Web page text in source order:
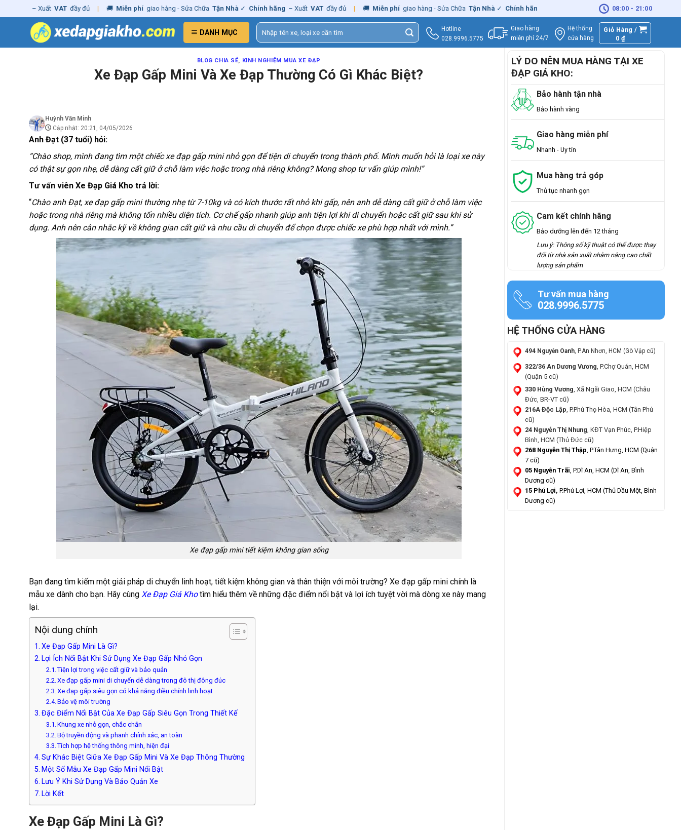
to
VAT đầy đủ | 🚚 Miễn phí giao hàng - Sửa Chữa Tận Nhà ✓ Chính hãng – Xuất VAT đầy đủ | 🚚 Miễn phí giao hàng - Sửa Chữa Tận Nhà ✓ Chính hãng – Xuất VAT Miễn phí giao hàng - Sửa
08:00 - 21:00
DANH MỤC
Tìm
kiếm:
Hotline
028.9996.5775
Giao hàng
miễn phí 24/7
Hệ thống
cửa hàng
Giỏ Hàng /
0 ₫
BLOG CHIA SẺ, KINH NGHIỆM MUA XE ĐẠP
Xe Đạp Gấp Mini Và Xe Đạp Thường Có Gì Khác Biệt?
Huỳnh Văn Minh
Cập nhật: 20:21, 04/05/2026
Anh Đạt (37 tuổi) hỏi:
“Chào shop, mình đang tìm một chiếc xe đạp gấp mini nhỏ gọn để tiện di chuyển trong thành phố. Mình muốn hỏi là loại xe này
có thật sự gọn nhẹ, dễ dàng cất giữ ở chỗ làm việc hoặc trong nhà riêng không? Mong shop tư vấn giúp mình!”
Tư vấn viên Xe Đạp Giá Kho trả lời:
“Chào anh Đạt, xe đạp gấp mini thường nhẹ từ 7-10kg và có kích thước rất nhỏ khi gấp, nên anh dễ dàng cất giữ ở chỗ làm việc
hoặc trong nhà riêng mà không tốn nhiều diện tích. Cơ chế gấp nhanh giúp anh tiện lợi khi di chuyển hoặc cất giữ sau khi sử
dụng. Anh nên cân nhắc kỹ về không gian cất giữ và nhu cầu di chuyển để chọn được chiếc xe phù hợp nhất với mình.”
Xe đạp gấp mini tiết kiệm không gian sống
Bạn đang tìm kiếm một giải pháp di chuyển linh hoạt, tiết kiệm không gian và thân thiện với môi trường? Xe đạp gấp mini chính là
mẫu xe dành cho bạn. Hãy cùng Xe Đạp Giá Khotìm hiểu thêm về những đặc điểm nổi bật và lợi ích tuyệt vời mà dòng xe này mang
lại.
Nội dung chính
Xe Đạp Gấp Mini Là Gì?
Lợi Ích Nổi Bật Khi Sử Dụng Xe Đạp Gấp Nhỏ Gọn
Tiện lợi trong việc cất giữ và bảo quản
Xe đạp gấp mini di chuyển dễ dàng trong đô thị đông đúc
Xe đạp gấp siêu gọn có khả năng điều chỉnh linh hoạt
Bảo vệ môi trường
Đặc Điểm Nổi Bật Của Xe Đạp Gấp Siêu Gọn Trong Thiết Kế
Khung xe nhỏ gọn, chắc chắn
Bộ truyền động và phanh chính xác, an toàn
Tích hợp hệ thống thông minh, hiện đại
Sự Khác Biệt Giữa Xe Đạp Gấp Mini Và Xe Đạp Thông Thường
Một Số Mẫu Xe Đạp Gấp Mini Nổi Bật
Lưu Ý Khi Sử Dụng Và Bảo Quản Xe
Lời Kết
Xe Đạp Gấp Mini Là Gì?
LÝ DO NÊN MUA HÀNG TẠI XE
ĐẠP GIÁ KHO:
Bảo hành tận nhà
Bảo hành vàng
Giao hàng miễn phí
Nhanh - Uy tín
Mua hàng trả góp
Thủ tục nhanh gọn
Cam kết chính hãng
Bảo dưỡng lên đến 12 tháng
Lưu ý: Thông số kỹ thuật có thể được thay
đổi từ nhà sản xuất nhằm nâng cao chất
lượng sản phẩm
Tư vấn mua hàng
028.9996.5775
HỆ THỐNG CỬA HÀNG
494 Nguyễn Oanh, P.An Nhơn, HCM (Gò Vập cũ)
322/36 An Dương Vương, P.Chợ Quán, HCM
(Quận 5 cũ)
330 Hùng Vương, Xã Ngãi Giao, HCM (Châu
Đức, BR-VT cũ)
216A Độc Lập, P.Phú Thọ Hòa, HCM (Tân Phú
cũ)
24 Nguyễn Thị Nhung, KĐT Vạn Phúc, P.Hiệp
Bình, HCM (Thủ Đức cũ)
268 Nguyễn Thị Thập, P.Tân Hưng, HCM (Quận
7 cũ)
05 Nguyễn Trãi, P.Dĩ An, HCM (Dĩ An, Bình
Dương cũ)
15 Phú Lợi, P.Phú Lợi, HCM (Thủ Dầu Một, Bình
Dương cũ)